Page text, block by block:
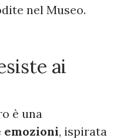
nel Museo.
ai
è una
, ispirata